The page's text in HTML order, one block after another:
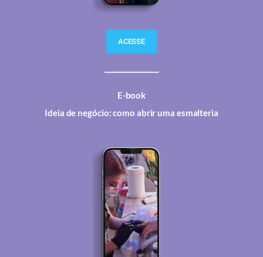
ACESSE
E-book
Ideia de negócio: como abrir uma esmalteria